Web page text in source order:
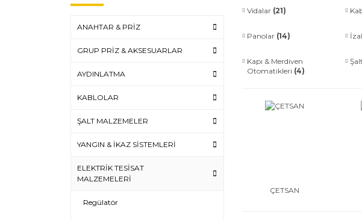
ANAHTAR & PRİZ
GRUP PRİZ & AKSESUARLAR
AYDINLATMA
KABLOLAR
ŞALT MALZEMELER
YANGIN & İKAZ SİSTEMLERİ
ELEKTRİK TESİSAT
MALZEMELERİ
Regülatör
Vidalar (21)
Panolar (14)
Kapı & Merdiven
Otomatikleri (4)
ÇETSAN